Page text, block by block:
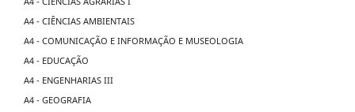
A4 - CIÊNCIAS AMBIENTAIS
A4 - COMUNICAÇÃO E INFORMAÇÃO E MUSEOLOGIA
A4 - EDUCAÇÃO
A4 - ENGENHARIAS III
A4 - GEOGRAFIA